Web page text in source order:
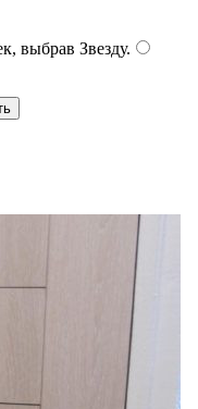
выбрав Звезду.